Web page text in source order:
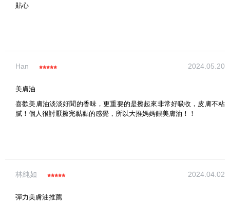
貼心
Han 2024.05.20
美膚油
喜歡美膚油淡淡好聞的香味，更重要的是擦起來非常好吸收，皮膚不粘
膩！個人很討厭擦完黏黏的感覺，所以大推媽媽餵美膚油！！
林純如 2024.04.02
彈力美膚油推薦